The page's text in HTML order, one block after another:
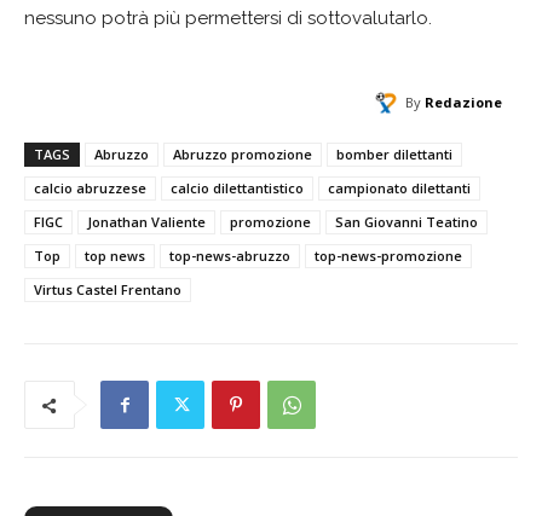
nessuno potrà più permettersi di sottovalutarlo.
By Redazione
TAGS Abruzzo Abruzzo promozione
bomber dilettanti
calcio abruzzese
calcio dilettantistico
campionato dilettanti
FIGC
Jonathan Valiente promozione
San Giovanni Teatino
Top
top news top-news-abruzzo
top-news-promozione
Virtus Castel Frentano